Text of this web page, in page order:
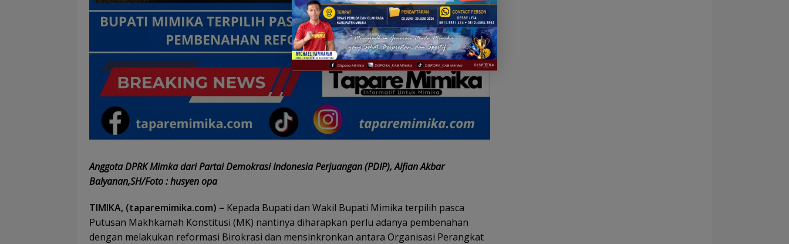
Anggota DPRK Mimka dari Partai Demokrasi Indonesia Perjuangan (PDIP), Alfian Akbar
Balyanan,SH/Foto : husyen opa
TIMIKA, (taparemimika.com) – Kepada Bupati dan Wakil Bupati Mimika terpilih pasca
Putusan Makhkamah Konstitusi (MK) nantinya diharapkan perlu adanya pembenahan
dengan melakukan reformasi Birokrasi dan mensinkronkan antara Organisasi Perangkat